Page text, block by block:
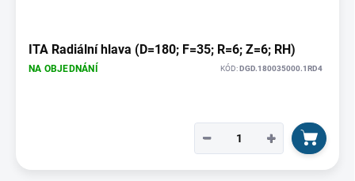
ITA Radiální hlava (D=180; F=35; R=6; Z=6; RH)
NA OBJEDNÁNÍ KÓD:DGD.180035000.1RD4
+
−